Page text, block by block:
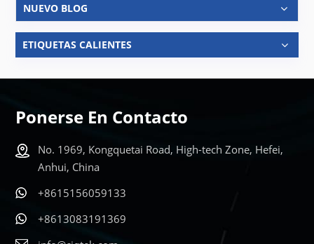
NUEVO BLOG
ETIQUETAS CALIENTES
Ponerse En Contacto
No. 1969, Kongquetai Road, High-tech Zone, Hefei,
Anhui, China
+8615156059133
+8613083191369